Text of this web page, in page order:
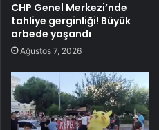
CHP Genel Merkezi’nde
tahliye gerginliği! Büyük
arbede yaşandı
Ağustos 7, 2026